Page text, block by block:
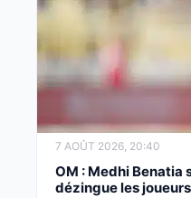
7 AOÛT 2026, 20:40
OM : Medhi Benatia
dézingue les